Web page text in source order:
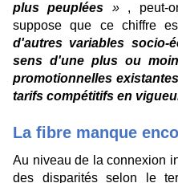
plus peuplées » , peut-
suppose que ce chiffre
d'autres variables socio-
sens d'une plus ou
promotionnelles
tarifs compétitifs en
La fibre manque
Au niveau de la connexion
des disparités selon le